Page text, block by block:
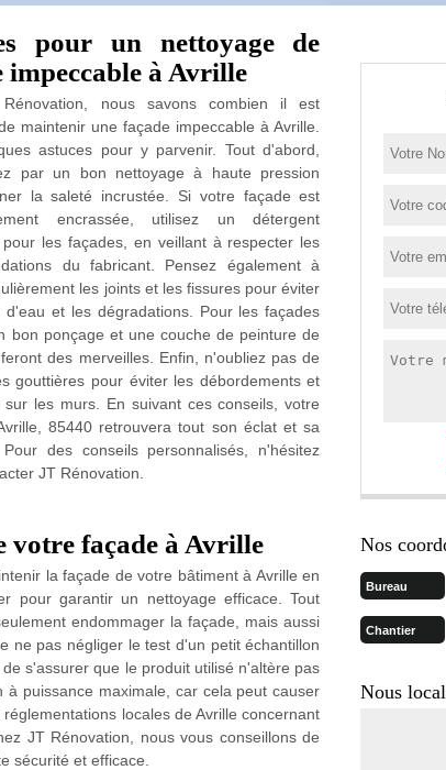
pour un nettoyage de
impeccable à Avrille
nous savons combien il est
maintenir une façade impeccable à Avrille.
astuces pour y parvenir. Tout d'abord,
par un bon nettoyage à haute pression
la saleté incrustée. Si votre façade est
encrassée, utilisez un détergent
pour les façades, en veillant à respecter les
du fabricant. Pensez également à
les joints et les fissures pour éviter
d'eau et les dégradations. Pour les façades
bon ponçage et une couche de peinture de
des merveilles. Enfin, n'oubliez pas de
gouttières pour éviter les débordements et
sur les murs. En suivant ces conseils, votre
85440 retrouvera tout son éclat et sa
des conseils personnalisés, n'hésitez
JT Rénovation.
votre façade à Avrille
la façade de votre bâtiment à Avrille en
pour garantir un nettoyage efficace. Tout
endommager la façade, mais aussi
ne pas négliger le test d'un petit échantillon
s'assurer que le produit utilisé n'altère pas
puissance maximale, car cela peut causer
locales de Avrille concernant
JT Rénovation, nous vous conseillons de
sécurité et efficace.
Nos
Bureau
Chantier
Nous